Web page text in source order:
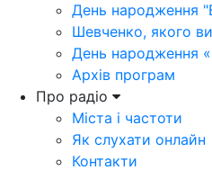
День народження
Шевченко, якого
День народження
Архів програм
Про радіо
Міста і частоти
Як слухати онлайн
Контакти